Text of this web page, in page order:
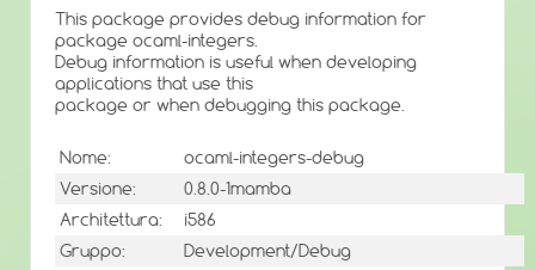
This package provides debug information for
package ocaml-integers.
Debug information is useful when developing
applications that use this
package or when debugging this package.
Nome:
ocaml-integers-debug
Versione:
0.8.0-1mamba
Architettura:
i586
Gruppo:
Development/Debug